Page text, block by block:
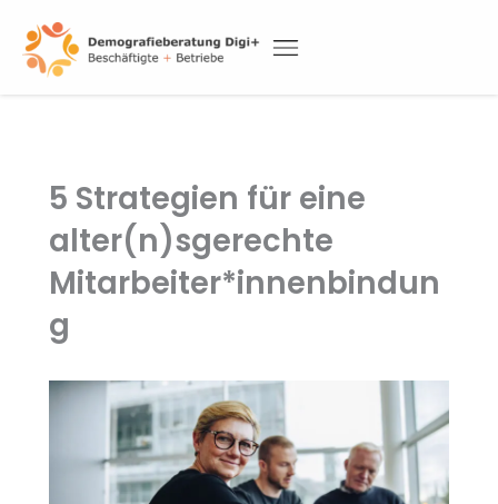
content
5 Strategien für eine
alter(n)sgerechte
Mitarbeiter*innenbindun
g